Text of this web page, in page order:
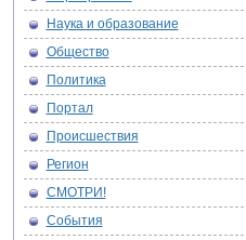
Наука и образование
Общество
Политика
Портал
Происшествия
Регион
СМОТРИ!
События